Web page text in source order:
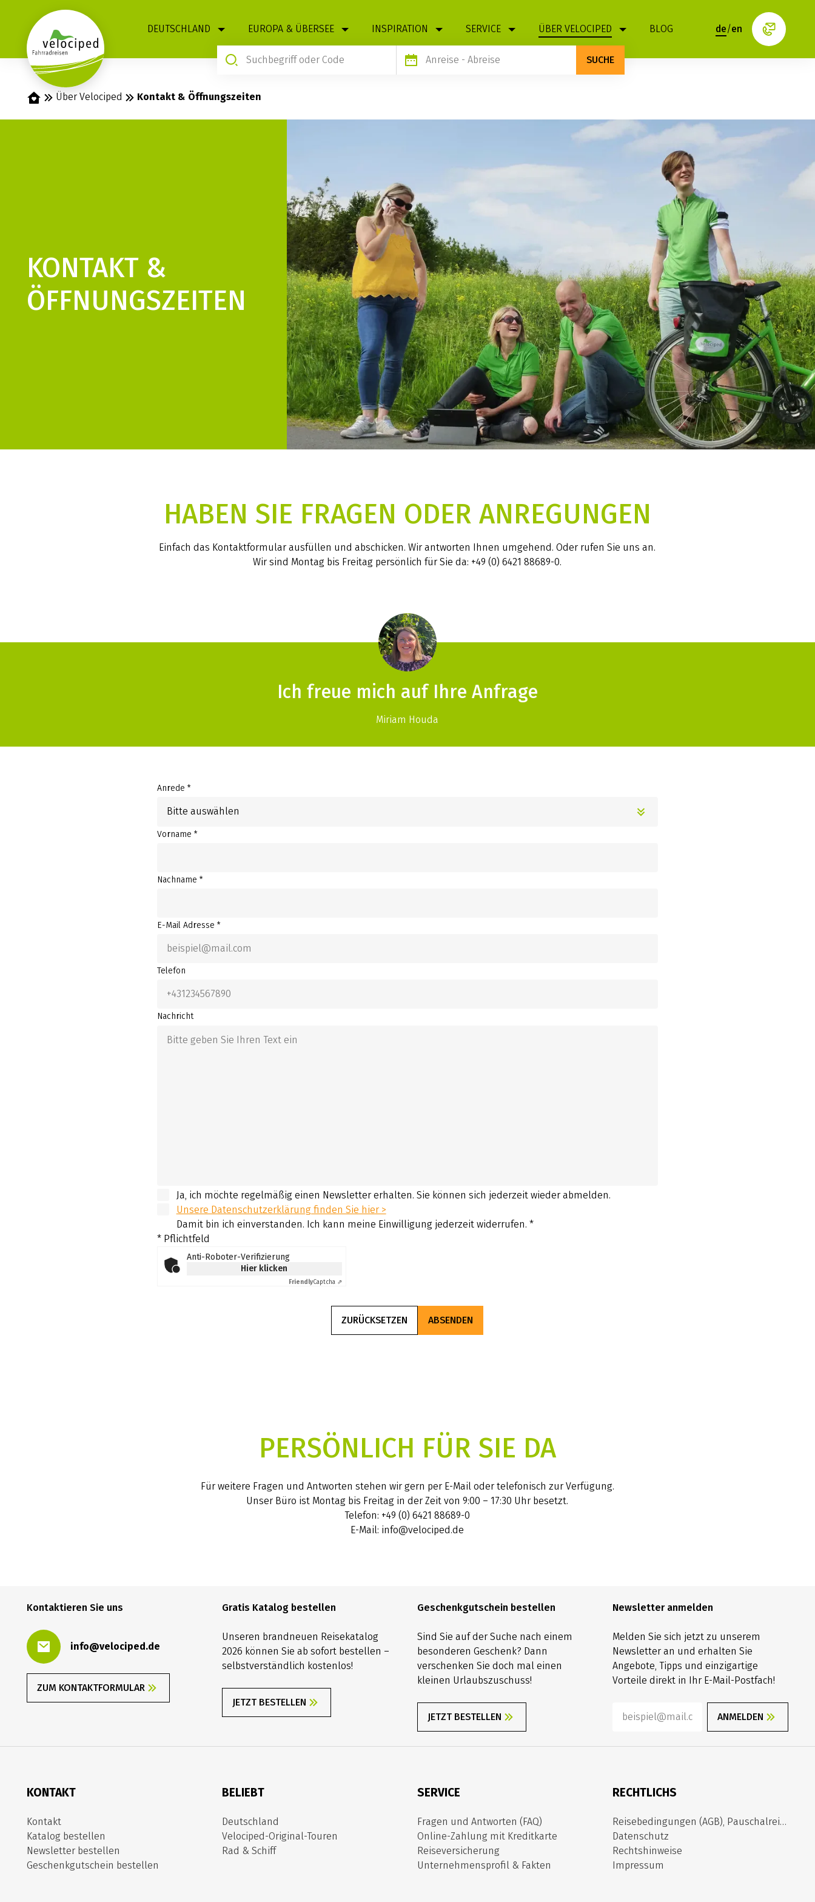
DEUTSCHLAND EUROPA & ÜBERSEE INSPIRATION SERVICE ÜBER VELOCIPED BLOG
Anreise - Abreise SUCHE
de/en
StartseiteÜber Velociped Kontakt & Öffnungszeiten
KONTAKT &
ÖFFNUNGS­ZEITEN
HABEN SIE FRAGEN ODER ANREGUNGEN
Einfach das Kontaktformular ausfüllen und abschicken. Wir antworten Ihnen umgehend. Oder rufen Sie uns an.
Wir sind Montag bis Freitag persönlich für Sie da: +49 (0) 6421 88689-0.
Ich freue mich auf Ihre Anfrage
Miriam Houda
Anrede *
Bitte auswählen
Vorname *
Nachname *
E-Mail Adresse *
Telefon
Nachricht
Ja, ich möchte regelmäßig einen Newsletter erhalten. Sie können sich jederzeit wieder abmelden.
Unsere Datenschutzerklärung finden Sie hier >
Damit bin ich einverstanden. Ich kann meine Einwilligung jederzeit widerrufen. *
* Pflichtfeld
Anti-Roboter-Verifizierung
Hier klicken
FriendlyCaptcha ⇗
ZURÜCKSETZEN ABSENDEN
PERSÖNLICH FÜR SIE DA
Für weitere Fragen und Antworten stehen wir gern per E-Mail oder telefonisch zur Verfügung.
Unser Büro ist Montag bis Freitag in der Zeit von 9:00 – 17:30 Uhr besetzt.
Telefon: +49 (0) 6421 88689-0
E-Mail: info@velociped.de
Kontaktieren Sie uns
info@velociped.de
ZUM KONTAKTFORMULAR
Gratis Katalog bestellen
Unseren brandneuen Reisekatalog
2026 können Sie ab sofort bestellen –
selbstverständlich kostenlos!
JETZT BESTELLEN
Geschenkgutschein bestellen
Sind Sie auf der Suche nach einem
besonderen Geschenk? Dann
verschenken Sie doch mal einen
kleinen Urlaubszuschuss!
JETZT BESTELLEN
Newsletter anmelden
Melden Sie sich jetzt zu unserem
Newsletter an und erhalten Sie
Angebote, Tipps und einzigartige
Vorteile direkt in Ihr E-Mail-Postfach!
ANMELDEN
KONTAKT
Kontakt
Katalog bestellen
Newsletter bestellen
Geschenkgutschein bestellen
BELIEBT
Deutschland
Velociped-Original-Touren
Rad & Schiff
SERVICE
Fragen und Antworten (FAQ)
Online-Zahlung mit Kreditkarte
Reiseversicherung
Unternehmensprofil & Fakten
RECHTLICHS
Reisebedingungen (AGB), Pauschalreiserichtlinie
Datenschutz
Rechtshinweise
Impressum